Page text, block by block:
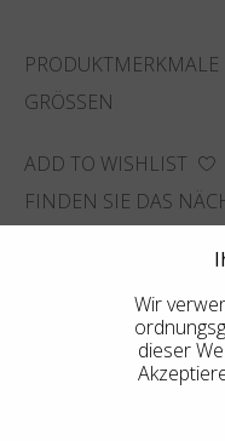
PRODUKTMERKMALE
GRÖSSEN
ADD TO WISHLIST
FINDEN SIE DAS
Wir
dieser